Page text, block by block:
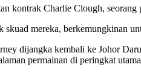
kontrak Charlie Clough,
mereka, berkemungkinan
dijangka kembali ke Johor
permainan di peringkat